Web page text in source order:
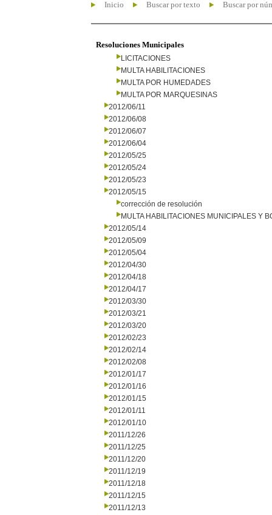
Inicio Buscar por texto Buscar por
Resoluciones Municipales
LICITACIONES
MULTA HABILITACIONES
MULTA POR HUMEDADES
MULTA POR MARQUESINAS
2012/06/11
2012/06/08
2012/06/07
2012/06/04
2012/05/25
2012/05/24
2012/05/23
2012/05/15
corrección de resolución
MULTA HABILITACIONES MUNICIPALES Y
2012/05/14
2012/05/09
2012/05/04
2012/04/30
2012/04/18
2012/04/17
2012/03/30
2012/03/21
2012/03/20
2012/02/23
2012/02/14
2012/02/08
2012/01/17
2012/01/16
2012/01/15
2012/01/11
2012/01/10
2011/12/26
2011/12/25
2011/12/20
2011/12/19
2011/12/18
2011/12/15
2011/12/13